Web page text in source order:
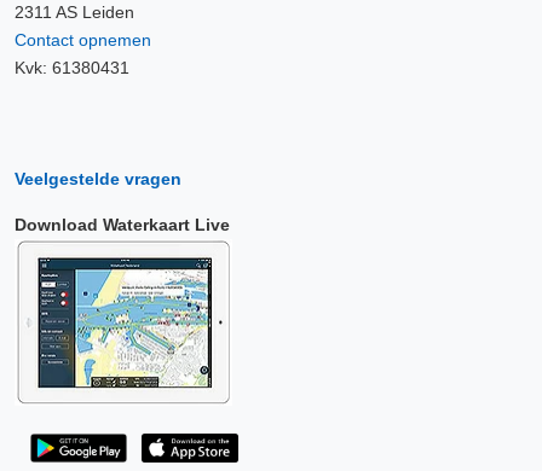
2311 AS Leiden
Contact opnemen
Kvk: 61380431
Veelgestelde vragen
Download Waterkaart Live